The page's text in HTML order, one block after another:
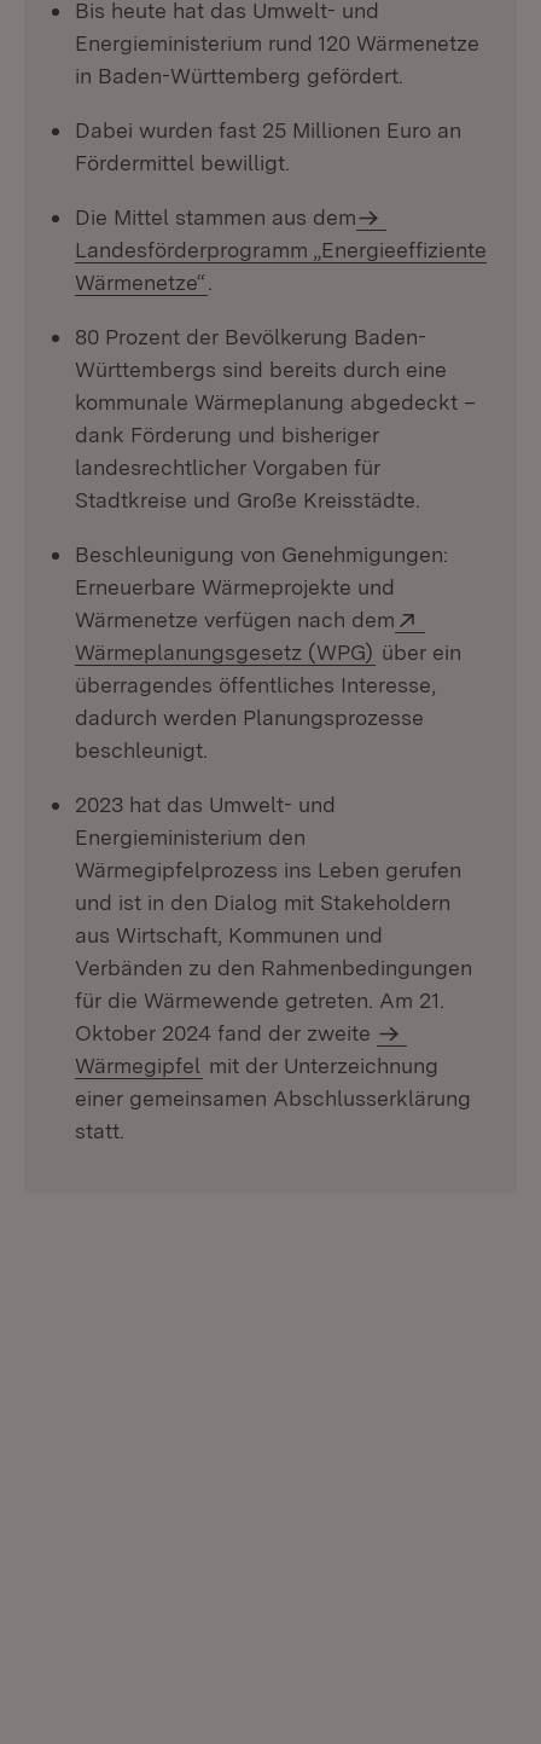
Bis heute hat das Umwelt- und
Energieministerium rund 120 Wärmenetze
in Baden-Württemberg gefördert.
Dabei wurden fast 25 Millionen Euro an
Fördermittel bewilligt.
Die Mittel stammen aus dem
Landesförderprogramm „Energieeffiziente
Wärmenetze“
80 Prozent der Bevölkerung Baden-
Württembergs sind bereits durch eine
kommunale Wärmeplanung abgedeckt –
dank Förderung und bisheriger
landesrechtlicher Vorgaben für
Stadtkreise und Große Kreisstädte.
Beschleunigung von Genehmigungen:
Erneuerbare Wärmeprojekte und
Wärmenetze verfügen nach dem
Wärmeplanungsgesetz (WPG) (Öffnet in
über ein
überragendes öffentliches Interesse,
dadurch werden Planungsprozesse
beschleunigt.
2023 hat das Umwelt- und
Energieministerium den
Wärmegipfelprozess ins Leben gerufen
und ist in den Dialog mit Stakeholdern
aus Wirtschaft, Kommunen und
Verbänden zu den Rahmenbedingungen
für die Wärmewende getreten. Am 21.
Oktober 2024 fand der zweite
Wärmegipfel mit der Unterzeichnung
einer gemeinsamen Abschlusserklärung
statt.